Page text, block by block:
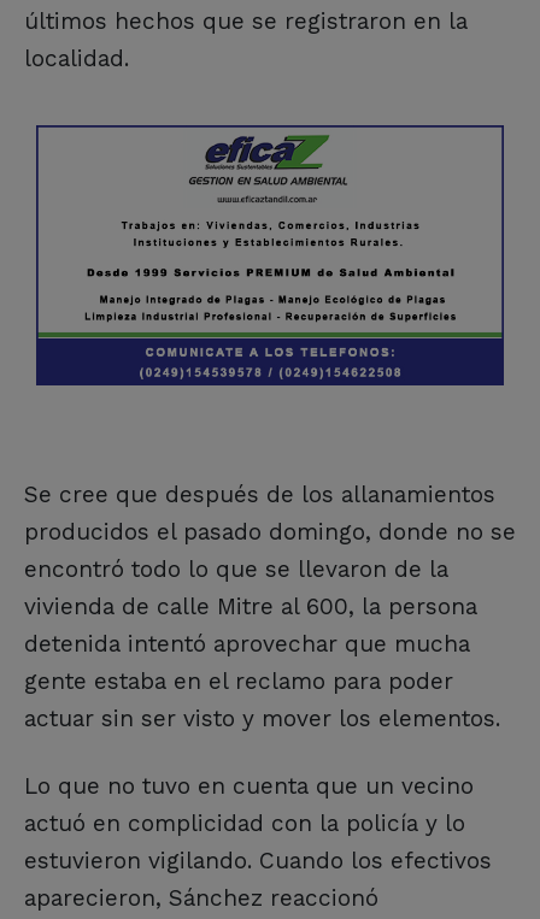
últimos hechos que se registraron en la
localidad.
Se cree que después de los allanamientos
producidos el pasado domingo, donde no se
encontró todo lo que se llevaron de la
vivienda de calle Mitre al 600, la persona
detenida intentó aprovechar que mucha
gente estaba en el reclamo para poder
actuar sin ser visto y mover los elementos.
Lo que no tuvo en cuenta que un vecino
actuó en complicidad con la policía y lo
estuvieron vigilando. Cuando los efectivos
aparecieron, Sánchez reaccionó